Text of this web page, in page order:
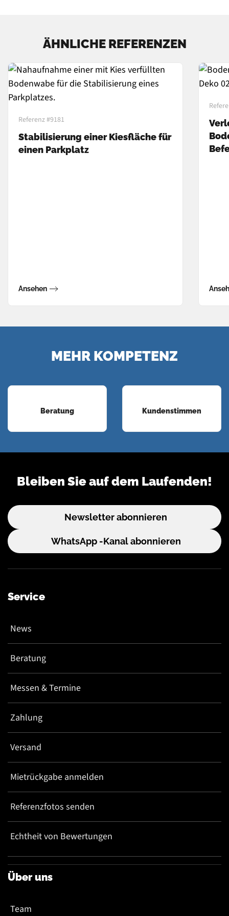
ÄHNLICHE REFERENZEN
Referenz #9181
Stabilisierung einer Kiesfläche für
einen Parkplatz
Ansehen
MEHR KOMPETENZ
Beratung Kundenstimmen
Bleiben Sie auf dem Laufenden!
Newsletter abonnieren
WhatsApp -Kanal abonnieren
Service
News
Beratung
Messen & Termine
Zahlung
Versand
Mietrückgabe anmelden
Referenzfotos senden
Echtheit von Bewertungen
Über uns
Team